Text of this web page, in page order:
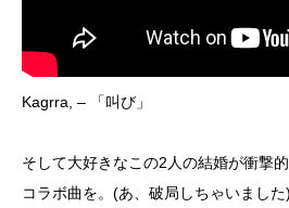
Kagrra, – 「叫び」
そして大好きなこの2人の結婚が衝撃
コラボ曲を。(あ、破局しちゃいました)